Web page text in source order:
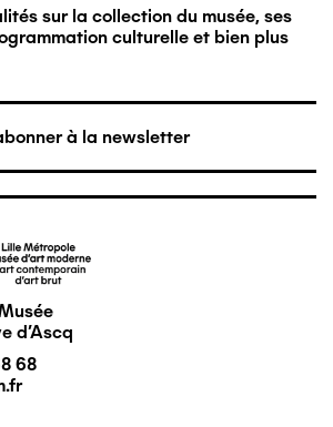
sur la collection du musée, ses
culturelle et bien plus
à la newsletter
d'Ascq
68